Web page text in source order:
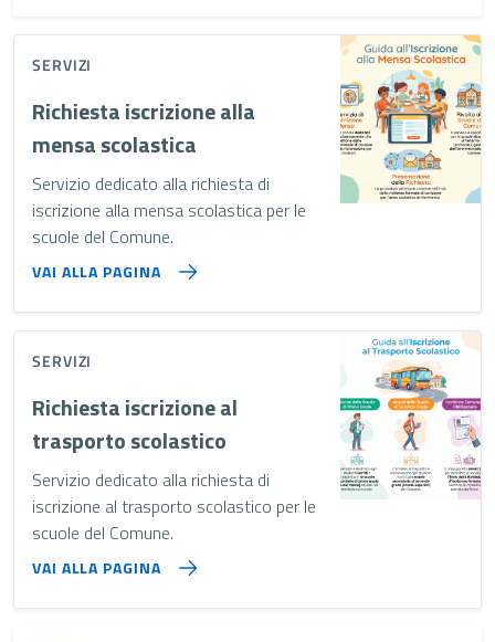
SERVIZI
Richiesta iscrizione alla
mensa scolastica
Servizio dedicato alla richiesta di
iscrizione alla mensa scolastica per le
scuole del Comune.
VAI ALLA PAGINA
SERVIZI
Richiesta iscrizione al
trasporto scolastico
Servizio dedicato alla richiesta di
iscrizione al trasporto scolastico per le
scuole del Comune.
VAI ALLA PAGINA